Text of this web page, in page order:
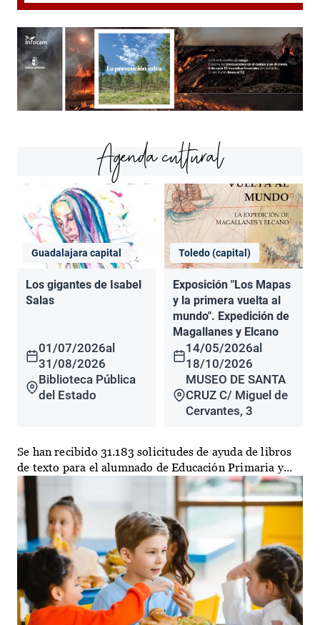
Agenda cultural
Guadalajara capital
Los gigantes de Isabel
Salas
01/07/2026al
31/08/2026
Biblioteca Pública
del Estado
Toledo (capital)
Exposición "Los Mapas
y la primera vuelta al
mundo". Expedición de
Magallanes y Elcano
14/05/2026al
18/10/2026
MUSEO DE SANTA
CRUZ C/ Miguel de
Cervantes, 3
Se han recibido 31.183 solicitudes de ayuda de libros
de texto para el alumnado de Educación Primaria y...